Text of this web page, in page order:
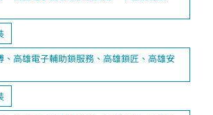
、高雄電子輔助鎖服務、高雄鎖匠、高雄安